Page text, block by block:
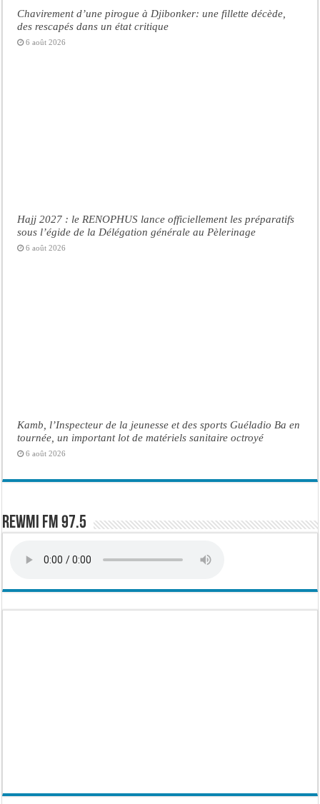
Chavirement d’une pirogue à Djibonker: une fillette décède,
des rescapés dans un état critique
6 août 2026
Hajj 2027 : le RENOPHUS lance officiellement les préparatifs
sous l’égide de la Délégation générale au Pèlerinage
6 août 2026
Kamb, l’Inspecteur de la jeunesse et des sports Guéladio Ba en
tournée, un important lot de matériels sanitaire octroyé
6 août 2026
Rewmi FM 97.5